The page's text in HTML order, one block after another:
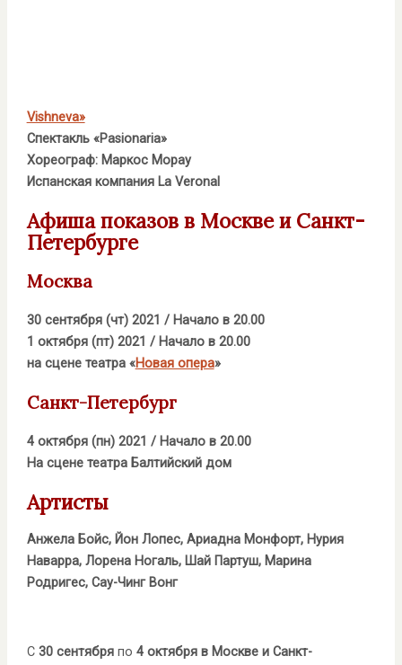
Vishneva»
Спектакль «Pasionaria»
Хореограф: Маркос Морау
Испанская компания La Veronal
Афиша показов в Москве и Санкт-
Петербурге
Москва
30 сентября (чт) 2021 / Начало в 20.00
1 октября (пт) 2021 / Начало в 20.00
на сцене театра «Новая опера»
Санкт-Петербург
4 октября (пн) 2021 / Начало в 20.00
На сцене театра Балтийский дом
Артисты
Анжела Бойс, Йон Лопес, Ариадна Монфорт, Нурия
Наварра, Лорена Ногаль, Шай Партуш, Марина
Родригес, Сау-Чинг Вонг
С 30 сентября по 4 октября в Москве и Санкт-